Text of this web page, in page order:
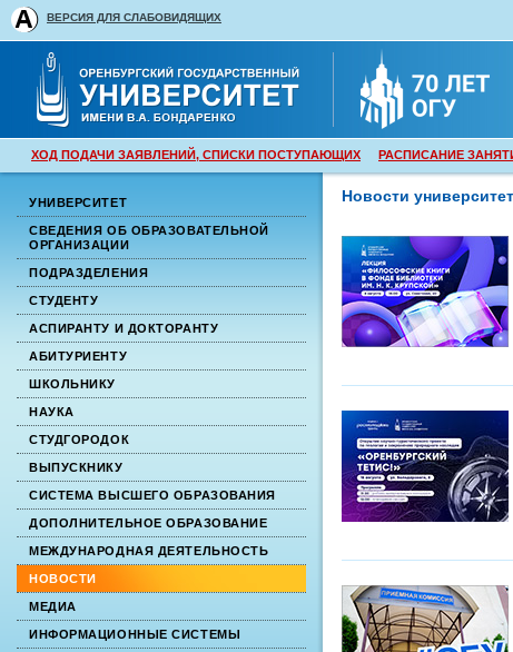
ВЕРСИЯ ДЛЯ СЛАБОВИДЯЩИХ
ХОД ПОДАЧИ ЗАЯВЛЕНИЙ, СПИСКИ ПОСТУПАЮЩИХ РАСПИСАНИЕ
УНИВЕРСИТЕТ
СВЕДЕНИЯ ОБ ОБРАЗОВАТЕЛЬНОЙ
ОРГАНИЗАЦИИ
ПОДРАЗДЕЛЕНИЯ
СТУДЕНТУ
АСПИРАНТУ И ДОКТОРАНТУ
АБИТУРИЕНТУ
ШКОЛЬНИКУ
НАУКА
СТУДГОРОДОК
ВЫПУСКНИКУ
СИСТЕМА ВЫСШЕГО ОБРАЗОВАНИЯ
ДОПОЛНИТЕЛЬНОЕ ОБРАЗОВАНИЕ
МЕЖДУНАРОДНАЯ ДЕЯТЕЛЬНОСТЬ
НОВОСТИ
МЕДИА
ИНФОРМАЦИОННЫЕ СИСТЕМЫ
Новости